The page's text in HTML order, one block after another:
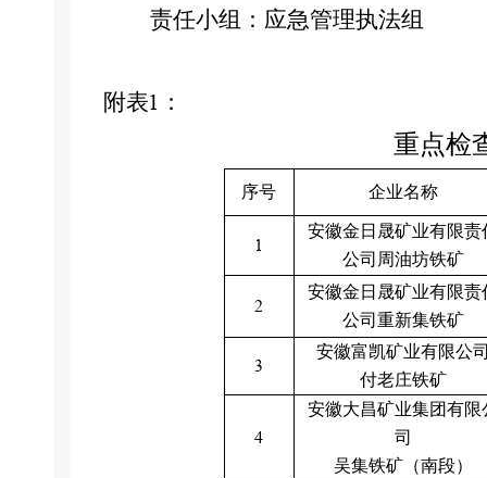
责任小组 ：应急管理执法组
附表1 ：
重点检
序号 企业名称
1
安徽金日晟矿业有限责
公司周油坊铁矿
2
安徽金日晟矿业有限责
公司重新集铁矿
3
安徽富凯矿业有限公
付老庄铁矿
4
安徽大昌矿业集团有限
司
吴集铁矿（南段）